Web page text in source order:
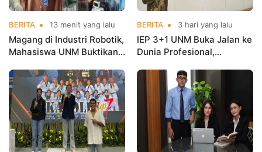
BERITA 13 menit yang lalu
Magang di Industri Robotik,
Mahasiswa UNM Buktikan
dengan Dunia Kerja
BERITA 3 hari yang lalu
IEP 3+1 UNM Buka Jalan ke
Dunia Profesional,
Kementerian Koperasi